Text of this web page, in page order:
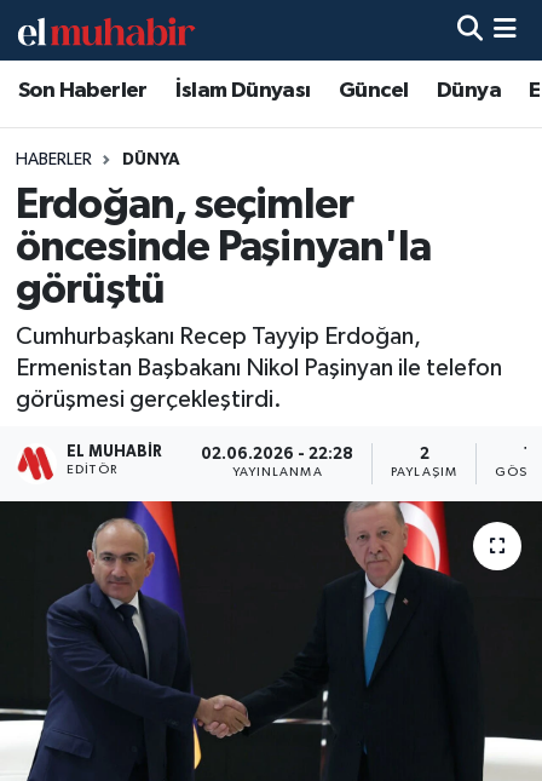
Son Haberler İslam Dünyası Güncel Dünya
HABERLER DÜNYA
Erdoğan, seçimler
öncesinde Paşinyan'la
görüştü
Cumhurbaşkanı Recep Tayyip Erdoğan,
Ermenistan Başbakanı Nikol Paşinyan ile telefon
görüşmesi gerçekleştirdi.
EL MUHABIR
EDITÖR
02.06.2026 - 22:28
YAYINLANMA
2
PAYLAŞIM
Hava Durumu
Trafik Durumu
Süper Lig Puan Durumu ve Fikstür
Tüm Manşetler
Son Dakika Haberleri
Haber Arşivi